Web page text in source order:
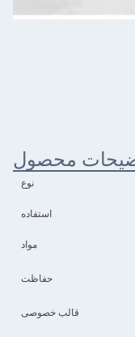
محصول
نوع
استفاده
مواد
حفاظت
قالب خصوصی